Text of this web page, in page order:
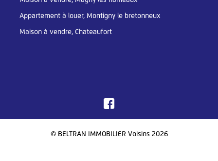
Appartement à louer, Montigny le bretonneux
Maison à vendre, Chateaufort
© BELTRAN IMMOBILIER Voisins 2026